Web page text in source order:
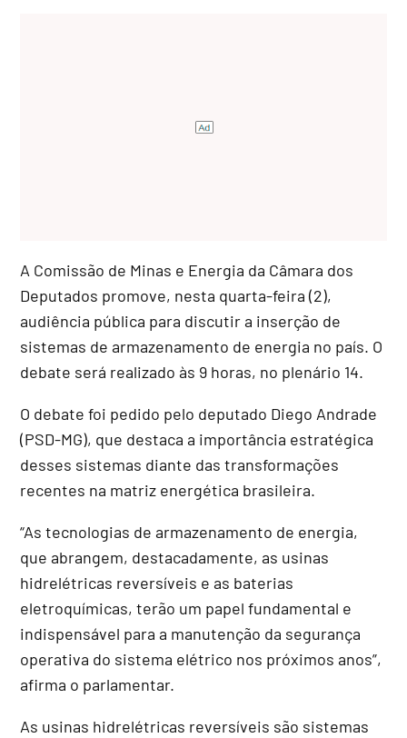
A Comissão de Minas e Energia da Câmara dos
Deputados promove, nesta quarta-feira (2),
audiência pública para discutir a inserção de
sistemas de armazenamento de energia no país. O
debate será realizado às 9 horas, no plenário 14.
O debate foi pedido pelo deputado Diego Andrade
(PSD-MG), que destaca a importância estratégica
desses sistemas diante das transformações
recentes na matriz energética brasileira.
“As tecnologias de armazenamento de energia,
que abrangem, destacadamente, as usinas
hidrelétricas reversíveis e as baterias
eletroquímicas, terão um papel fundamental e
indispensável para a manutenção da segurança
operativa do sistema elétrico nos próximos anos”,
afirma o parlamentar.
As usinas hidrelétricas reversíveis são sistemas